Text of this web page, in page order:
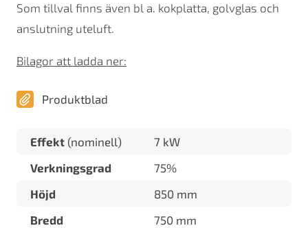
Som tillval finns även bl a. kokplatta, golvglas och
anslutning uteluft.
Bilagor att ladda ner:
Produktblad
Effekt (nominell)
7 kW
Verkningsgrad
75%
Höjd
850 mm
Bredd
750 mm